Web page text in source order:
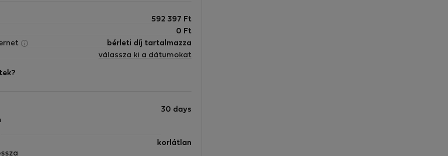
592 397 Ft
0 Ft
bérleti díj tartalmazza
válassza ki a dátumokat
30 days
korlátlan